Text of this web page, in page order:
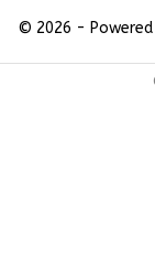
© 2026 - Powered